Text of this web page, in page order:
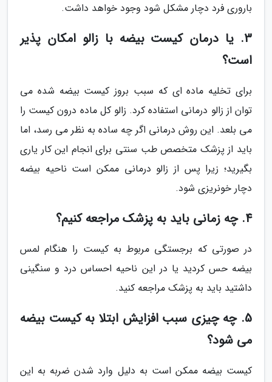
باروری فرد دچار مشکل شود وجود خواهد داشت.
3. یا درمان کیست بیضه با زالو امکان پذیر
است؟
برای تخلیه ماده ای که سبب بروز کیست بیضه شده می
توان از زالو درمانی استفاده کرد. زالو کل ماده درون کیست را
می بلعد. این روش درمانی اگر چه ساده به نظر می رسد، اما
باید از پزشک متخصص طب سنتی برای انجام این کار یاری
بگیرید؛ زیرا پس از زالو درمانی ممکن است ناحیه بیضه
دچار خونریزی شود.
4. چه زمانی باید به پزشک مراجعه کنیم؟
در صورتی که برجستگی مربوط به کیست را هنگام لمس
بیضه حس کردید یا در این ناحیه احساس درد و سنگینی
داشتید باید به پزشک مراجعه کنید.
5. چه چیزی سبب افزایش ابتلا به کیست بیضه
می شود؟
کیست بیضه ممکن است به دلیل وارد شدن ضربه به این